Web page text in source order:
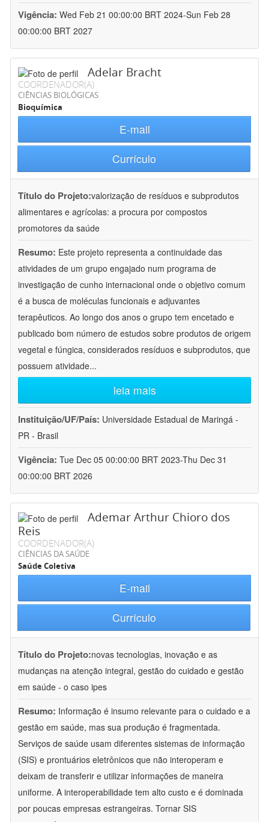
Vigência: Wed Feb 21 00:00:00 BRT 2024-Sun Feb 28
00:00:00 BRT 2027
Adelar Bracht
COORDENADOR(A)
CIÊNCIAS BIOLÓGICAS
Bioquímica
E-mail
Currículo
Título do Projeto:valorização de resíduos e subprodutos
alimentares e agrícolas: a procura por compostos
promotores da saúde
Resumo: Este projeto representa a continuidade das
atividades de um grupo engajado num programa de
investigação de cunho internacional onde o objetivo comum
é a busca de moléculas funcionais e adjuvantes
terapêuticos. Ao longo dos anos o grupo tem encetado e
publicado bom número de estudos sobre produtos de origem
vegetal e fúngica, considerados resíduos e subprodutos, que
possuem atividade...
leia mais
Instituição/UF/País: Universidade Estadual de Maringá -
PR - Brasil
Vigência: Tue Dec 05 00:00:00 BRT 2023-Thu Dec 31
00:00:00 BRT 2026
Ademar Arthur Chioro dos
Reis
COORDENADOR(A)
CIÊNCIAS DA SAÚDE
Saúde Coletiva
E-mail
Currículo
Título do Projeto:novas tecnologias, inovação e as
mudanças na atenção integral, gestão do cuidado e gestão
em saúde - o caso ipes
Resumo: Informação é insumo relevante para o cuidado e a
gestão em saúde, mas sua produção é fragmentada.
Serviços de saúde usam diferentes sistemas de informação
(SIS) e prontuários eletrônicos que não interoperam e
deixam de transferir e utilizar informações de maneira
uniforme. A interoperabilidade tem alto custo e é dominada
por poucas empresas estrangeiras. Tornar SIS